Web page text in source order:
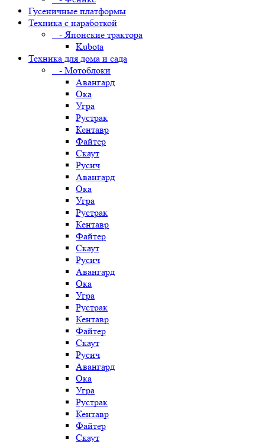
Гусеничные платформы
Техника с наработкой
- Японские трактора
Kubota
Техника для дома и сада
- Мотоблоки
Авангард
Ока
Угра
Рустрак
Кентавр
Файтер
Скаут
Русич
Авангард
Ока
Угра
Рустрак
Кентавр
Файтер
Скаут
Русич
Авангард
Ока
Угра
Рустрак
Кентавр
Файтер
Скаут
Русич
Авангард
Ока
Угра
Рустрак
Кентавр
Файтер
Скаут